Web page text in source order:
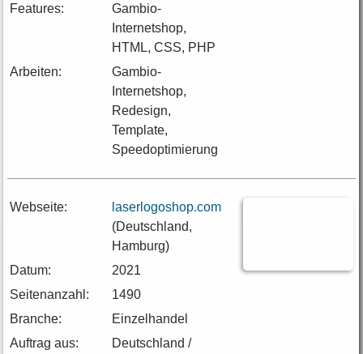
Features:
Gambio-
Internetshop,
HTML, CSS, PHP
Arbeiten:
Gambio-
Internetshop,
Redesign,
Template,
Speedoptimierung
Webseite:
laserlogoshop.com
(Deutschland,
Hamburg)
Datum:
2021
Seitenanzahl:
1490
Branche:
Einzelhandel
Auftrag aus:
Deutschland /